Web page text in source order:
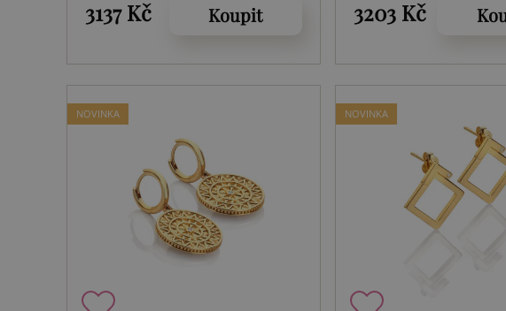
Edit Solitaite DL723
3137 Kč Koupit
Edit SOL DE897
3203 Kč
NOVINKA NOVINKA